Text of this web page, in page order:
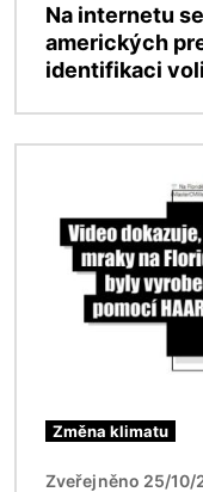
Na internetu
amerických
identifikaci
Změna klimatu
Zveřejněno 25/10/